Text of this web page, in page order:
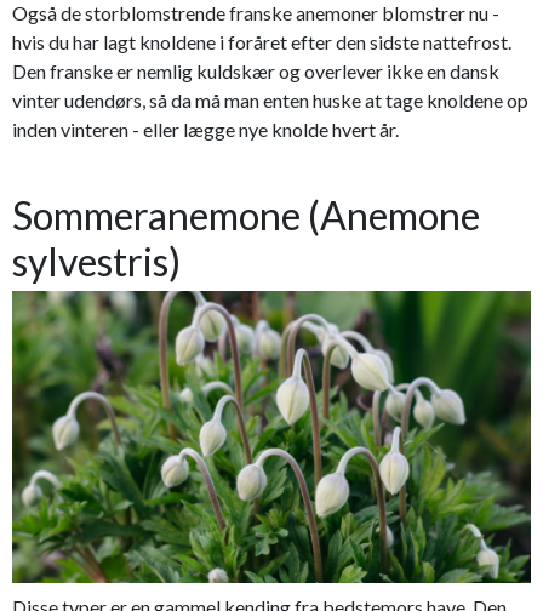
Også de storblomstrende franske anemoner blomstrer nu -
hvis du har lagt knoldene i foråret efter den sidste nattefrost.
Den franske er nemlig kuldskær og overlever ikke en dansk
vinter udendørs, så da må man enten huske at tage knoldene op
inden vinteren - eller lægge nye knolde hvert år.
Sommeranemone (Anemone
sylvestris)